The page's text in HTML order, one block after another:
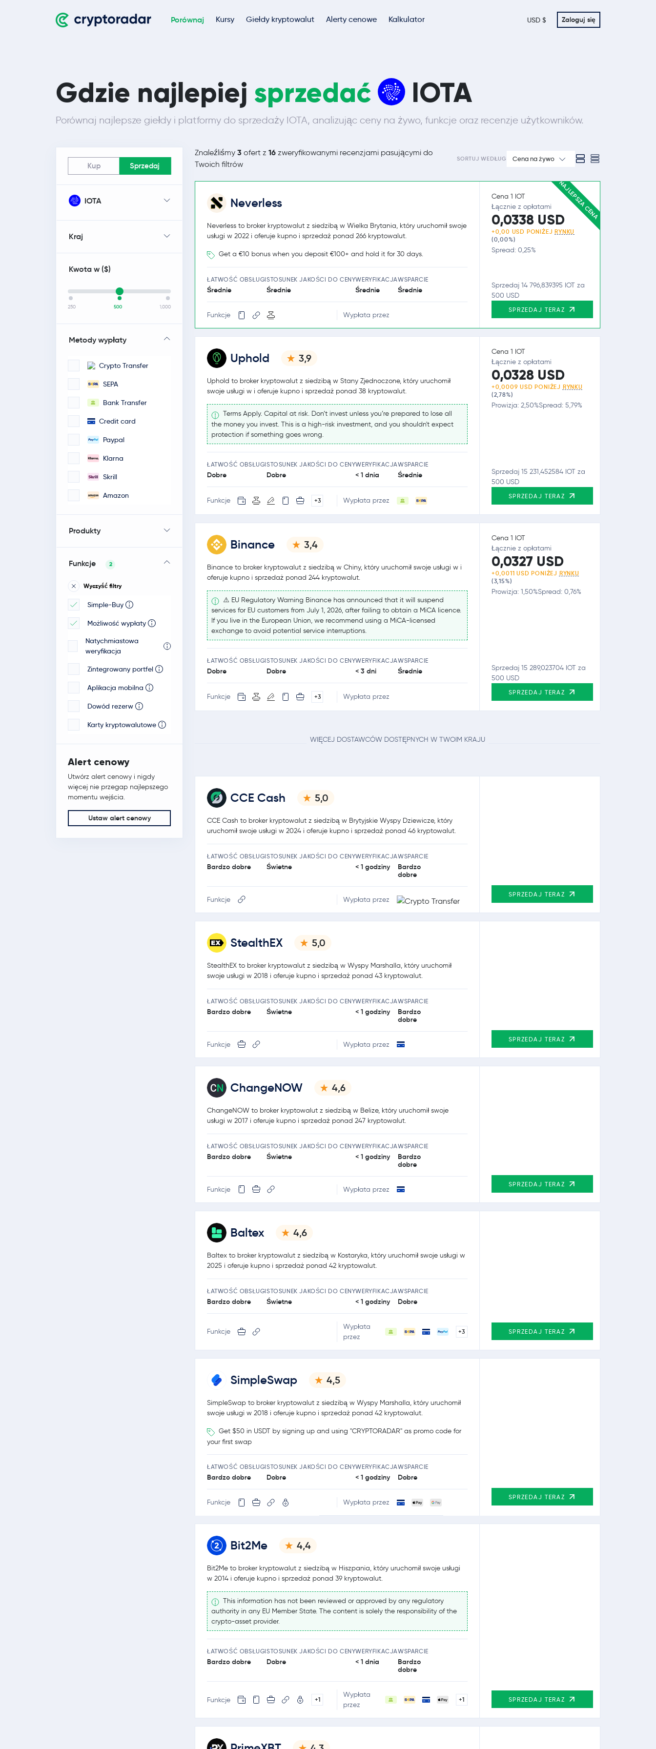
Porównaj Kursy Giełdy kryptowalut Alerty cenowe Kalkulator USD $ Zaloguj się
Gdzie najlepiej sprzedać IOTA
Porównaj najlepsze giełdy i platformy do sprzedaży IOTA, analizując ceny na żywo, funkcje oraz recenzje użytkowników.
Kup Sprzedaj
IOTA
Kraj
Kwota w ($)
250 500 1,000
Metody wypłaty
Crypto Transfer
SEPA
Bank Transfer
Credit card
Paypal
Klarna
Skrill
Amazon
Produkty
Funkcje 2
Wyczyść filtry
Simple-Buy
Możliwość wypłaty
Natychmiastowa
weryfikacja
Zintegrowany portfel
Aplikacja mobilna
Dowód rezerw
Karty kryptowalutowe
Alert cenowy
Utwórz alert cenowy i nigdy
więcej nie przegap najlepszego
momentu wejścia.
Ustaw alert cenowy
Znaleźliśmy 3 ofert z 16 zweryfikowanymi recenzjami pasującymi do
Twoich filtrów
SORTUJ WEDŁUG Cena na żywo
NAJLEPSZA CENA
Neverless
Neverless to broker kryptowalut z siedzibą w Wielka Brytania, który uruchomił swoje
usługi w 2022 i oferuje kupno i sprzedaż ponad 266 kryptowalut.
Get a €10 bonus when you deposit €100+ and hold it for 30 days.
ŁATWOŚĆ OBSŁUGI
Średnie
STOSUNEK JAKOŚCI DO CENY
Średnie
WERYFIKACJA
Średnie
WSPARCIE
Średnie
Funkcje Wypłata przez
Cena 1 IOT
Łącznie z opłatami
0,0338 USD
+0,00 USD PONIŻEJRYNKU
(0,00%)
Spread: 0,25%
Sprzedaj 14 796,839395 IOT za
500 USD
SPRZEDAJ TERAZ
Uphold 3,9
Uphold to broker kryptowalut z siedzibą w Stany Zjednoczone, który uruchomił
swoje usługi w i oferuje kupno i sprzedaż ponad 38 kryptowalut.
Terms Apply. Capital at risk. Don’t invest unless you’re prepared to lose all
the money you invest. This is a high-risk investment, and you shouldn't expect
protection if something goes wrong.
ŁATWOŚĆ OBSŁUGI
Dobre
STOSUNEK JAKOŚCI DO CENY
Dobre
WERYFIKACJA
< 1 dnia
WSPARCIE
Średnie
Funkcje +3 Wypłata przez
Cena 1 IOT
Łącznie z opłatami
0,0328 USD
+0,0009 USD PONIŻEJ RYNKU
(2,78%)
Prowizja: 2,50%Spread: 5,79%
Sprzedaj 15 231,452584 IOT za
500 USD
SPRZEDAJ TERAZ
Binance 3,4
Binance to broker kryptowalut z siedzibą w Chiny, który uruchomił swoje usługi w i
oferuje kupno i sprzedaż ponad 244 kryptowalut.
⚠️ EU Regulatory Warning Binance has announced that it will suspend
services for EU customers from July 1, 2026, after failing to obtain a MiCA licence.
If you live in the European Union, we recommend using a MiCA-licensed
exchange to avoid potential service interruptions.
ŁATWOŚĆ OBSŁUGI
Dobre
STOSUNEK JAKOŚCI DO CENY
Dobre
WERYFIKACJA
< 3 dni
WSPARCIE
Średnie
Funkcje +3 Wypłata przez
Cena 1 IOT
Łącznie z opłatami
0,0327 USD
+0,0011 USD PONIŻEJ RYNKU
(3,15%)
Prowizja: 1,50%Spread: 0,76%
Sprzedaj 15 289,023704 IOT za
500 USD
SPRZEDAJ TERAZ
WIĘCEJ DOSTAWCÓW DOSTĘPNYCH W TWOIM KRAJU
CCE Cash 5,0
CCE Cash to broker kryptowalut z siedzibą w Brytyjskie Wyspy Dziewicze, który
uruchomił swoje usługi w 2024 i oferuje kupno i sprzedaż ponad 46 kryptowalut.
ŁATWOŚĆ OBSŁUGI
Bardzo dobre
STOSUNEK JAKOŚCI DO CENY
Świetne
WERYFIKACJA
< 1 godziny
WSPARCIE
Bardzo
dobre
Funkcje Wypłata przez
SPRZEDAJ TERAZ
StealthEX 5,0
StealthEX to broker kryptowalut z siedzibą w Wyspy Marshalla, który uruchomił
swoje usługi w 2018 i oferuje kupno i sprzedaż ponad 43 kryptowalut.
ŁATWOŚĆ OBSŁUGI
Bardzo dobre
STOSUNEK JAKOŚCI DO CENY
Świetne
WERYFIKACJA
< 1 godziny
WSPARCIE
Bardzo
dobre
Funkcje Wypłata przez
SPRZEDAJ TERAZ
ChangeNOW 4,6
ChangeNOW to broker kryptowalut z siedzibą w Belize, który uruchomił swoje
usługi w 2017 i oferuje kupno i sprzedaż ponad 247 kryptowalut.
ŁATWOŚĆ OBSŁUGI
Bardzo dobre
STOSUNEK JAKOŚCI DO CENY
Świetne
WERYFIKACJA
< 1 godziny
WSPARCIE
Bardzo
dobre
Funkcje Wypłata przez
SPRZEDAJ TERAZ
Baltex 4,6
Baltex to broker kryptowalut z siedzibą w Kostaryka, który uruchomił swoje usługi w
2025 i oferuje kupno i sprzedaż ponad 42 kryptowalut.
ŁATWOŚĆ OBSŁUGI
Bardzo dobre
STOSUNEK JAKOŚCI DO CENY
Świetne
WERYFIKACJA
< 1 godziny
WSPARCIE
Dobre
Funkcje
Wypłata
przez
+3 SPRZEDAJ TERAZ
SimpleSwap 4,5
SimpleSwap to broker kryptowalut z siedzibą w Wyspy Marshalla, który uruchomił
swoje usługi w 2018 i oferuje kupno i sprzedaż ponad 42 kryptowalut.
Get $50 in USDT by signing up and using "CRYPTORADAR" as promo code for
your first swap
ŁATWOŚĆ OBSŁUGI
Bardzo dobre
STOSUNEK JAKOŚCI DO CENY
Dobre
WERYFIKACJA
< 1 godziny
WSPARCIE
Dobre
Funkcje Wypłata przez
SPRZEDAJ TERAZ
Bit2Me 4,4
Bit2Me to broker kryptowalut z siedzibą w Hiszpania, który uruchomił swoje usługi
w 2014 i oferuje kupno i sprzedaż ponad 39 kryptowalut.
This information has not been reviewed or approved by any regulatory
authority in any EU Member State. The content is solely the responsibility of the
crypto-asset provider.
ŁATWOŚĆ OBSŁUGI
Bardzo dobre
STOSUNEK JAKOŚCI DO CENY
Dobre
WERYFIKACJA
< 1 dnia
WSPARCIE
Bardzo
dobre
Funkcje +1
Wypłata
przez
+1 SPRZEDAJ TERAZ